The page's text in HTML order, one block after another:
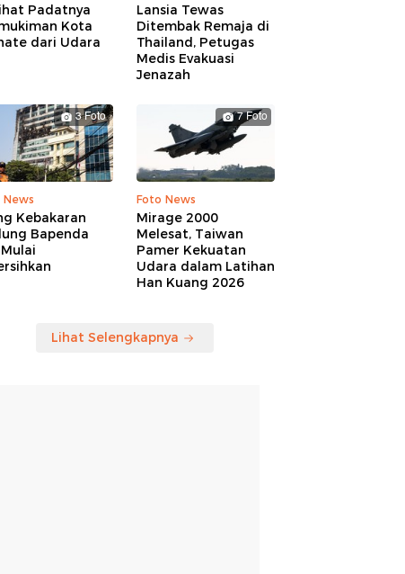
Padatnya
Kota
dari Udara
Lansia Tewas
Ditembak Remaja di
Thailand, Petugas
Medis Evakuasi
Jenazah
3 Foto
News
Kebakaran
Bapenda
7 Foto
Foto News
Mirage 2000
Melesat, Taiwan
Pamer Kekuatan
Udara dalam Latihan
Han Kuang 2026
Lihat Selengkapnya